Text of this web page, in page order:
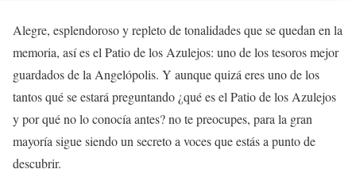
Alegre, esplendoroso y repleto de tonalidades que se quedan en la
memoria, así es el Patio de los Azulejos: uno de los tesoros mejor
guardados de la Angelópolis. Y aunque quizá eres uno de los
tantos qué se estará preguntando ¿qué es el Patio de los Azulejos
y por qué no lo conocía antes? no te preocupes, para la gran
mayoría sigue siendo un secreto a voces que estás a punto de
descubrir.